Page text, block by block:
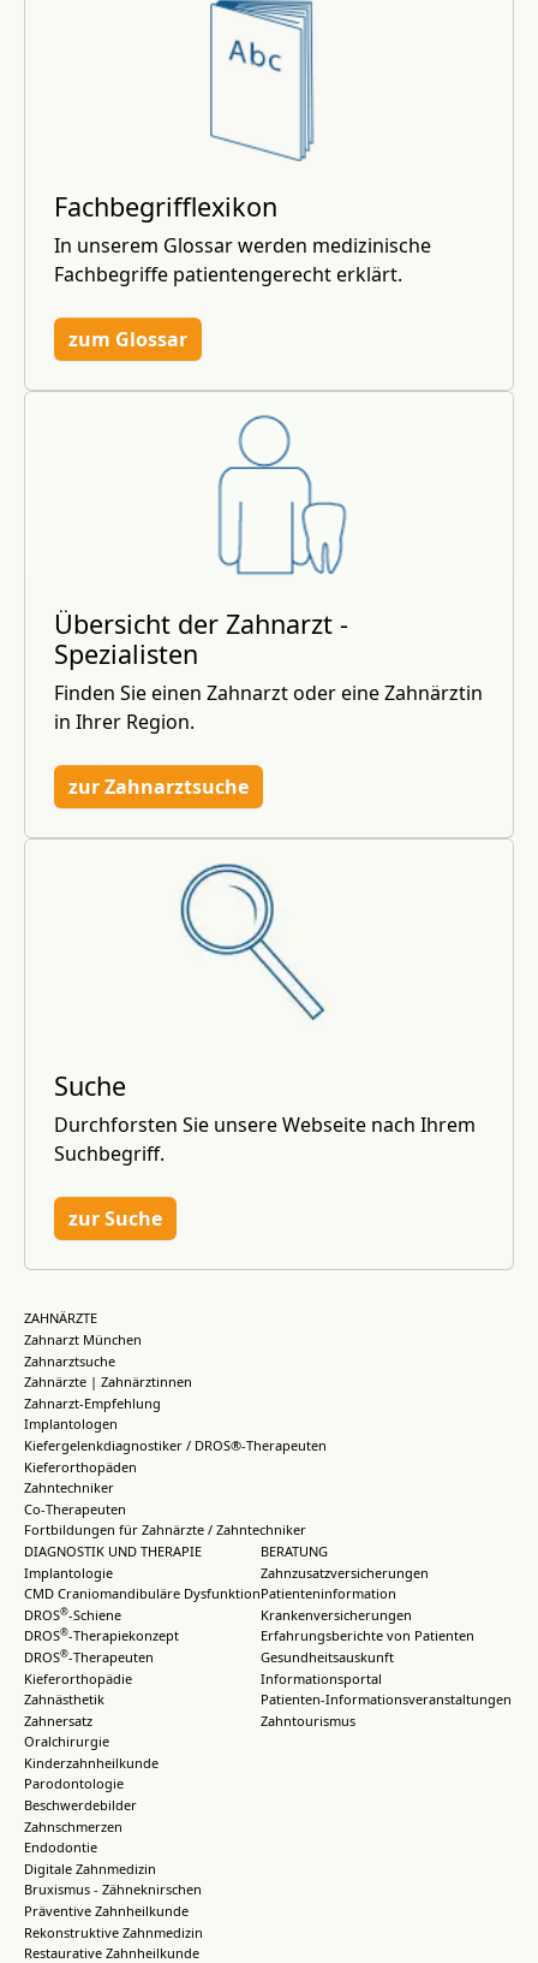
Fachbegrifflexikon
In unserem Glossar werden medizinische
Fachbegriffe patientengerecht erklärt.
zum Glossar
Übersicht der Zahnarzt -
Spezialisten
Finden Sie einen Zahnarzt oder eine Zahnärztin
in Ihrer Region.
zur Zahnarztsuche
Suche
Durchforsten Sie unsere Webseite nach Ihrem
Suchbegriff.
zur Suche
ZAHNÄRZTE
Zahnarzt München
Zahnarztsuche
Zahnärzte | Zahnärztinnen
Zahnarzt-Empfehlung
Implantologen
Kiefergelenkdiagnostiker / DROS®-Therapeuten
Kieferorthopäden
Zahntechniker
Co-Therapeuten
Fortbildungen für Zahnärzte / Zahntechniker
DIAGNOSTIK UND THERAPIE
Implantologie
CMD Craniomandibuläre Dysfunktion
DROS®-Schiene
DROS®-Therapiekonzept
DROS®-Therapeuten
Kieferorthopädie
Zahnästhetik
Zahnersatz
Oralchirurgie
Kinderzahnheilkunde
Parodontologie
Beschwerdebilder
Zahnschmerzen
Endodontie
Digitale Zahnmedizin
Bruxismus - Zähneknirschen
Präventive Zahnheilkunde
Rekonstruktive Zahnmedizin
Restaurative Zahnheilkunde
BERATUNG
Zahnzusatzversicherungen
Patienteninformation
Krankenversicherungen
Erfahrungsberichte von Patienten
Gesundheitsauskunft
Informationsportal
Patienten-Informationsveranstaltungen
Zahntourismus